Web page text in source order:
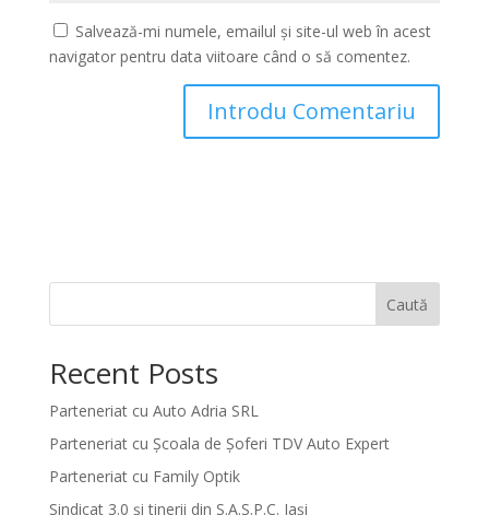
Salvează-mi numele, emailul și site-ul web în acest
navigator pentru data viitoare când o să comentez.
Caută
Recent Posts
Parteneriat cu Auto Adria SRL
Parteneriat cu Școala de Șoferi TDV Auto Expert
Parteneriat cu Family Optik
Sindicat 3.0 și tinerii din S.A.S.P.C. Iași